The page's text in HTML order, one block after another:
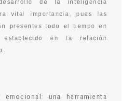
de la inteligencia
vital importancia, pues las
presentes todo el tiempo en
establecido en la relación
emocional: una herramienta